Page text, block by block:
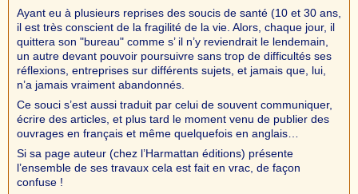
Ayant eu à plusieurs reprises des soucis de santé (10 et 30 ans,
il est très conscient de la fragilité de la vie. Alors, chaque jour, il
quittera son "bureau" comme s’ il n’y reviendrait le lendemain,
un autre devant pouvoir poursuivre sans trop de difficultés ses
réflexions, entreprises sur différents sujets, et jamais que, lui,
n’a jamais vraiment abandonnés.
Ce souci s’est aussi traduit par celui de souvent communiquer,
écrire des articles, et plus tard le moment venu de publier des
ouvrages en français et même quelquefois en anglais…
Si sa page auteur (chez l’Harmattan éditions) présente
l’ensemble de ses travaux cela est fait en vrac, de façon
confuse !